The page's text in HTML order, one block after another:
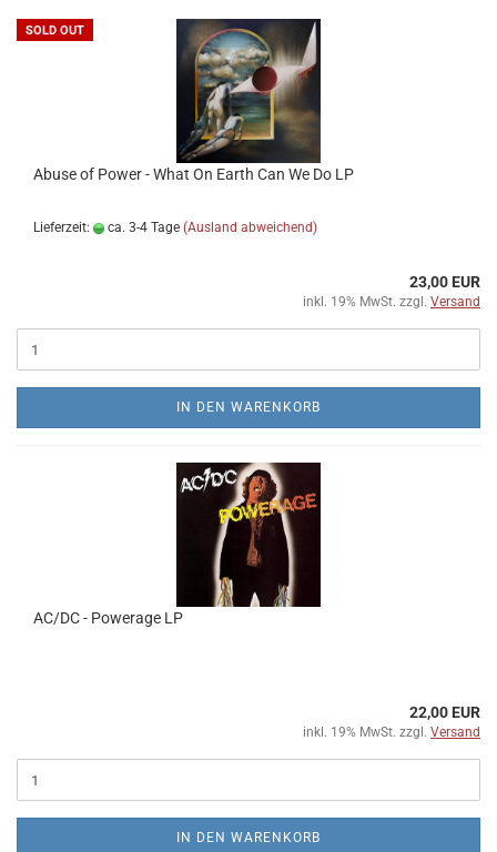
SOLD OUT
Abuse of Power - What On Earth Can We Do LP
Lieferzeit: ca. 3-4 Tage (Ausland abweichend)
23,00 EUR
inkl. 19% MwSt. zzgl. Versand
IN DEN WARENKORB
AC/DC - Powerage LP
22,00 EUR
inkl. 19% MwSt. zzgl. Versand
IN DEN WARENKORB